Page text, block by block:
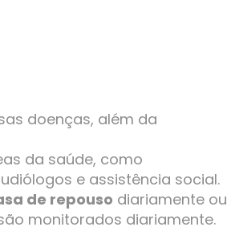
doenças, além da
da saúde, como
e assistência social.
de repouso diariamente ou
monitorados diariamente.